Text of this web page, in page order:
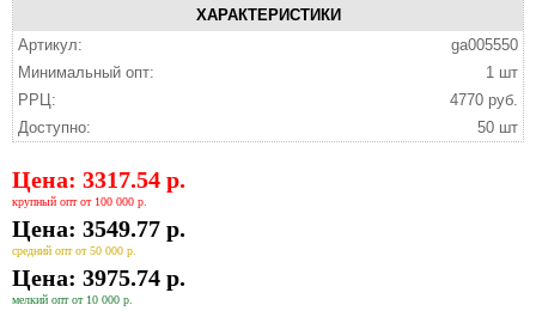
ХАРАКТЕРИСТИКИ
Артикул:
ga005550
Минимальный опт:
1 шт
РРЦ:
4770 руб.
Доступно:
50 шт
Цена: 3317.54 р.
крупный опт от 100 000 р.
Цена: 3549.77 р.
средний опт от 50 000 р.
Цена: 3975.74 р.
мелкий опт от 10 000 р.